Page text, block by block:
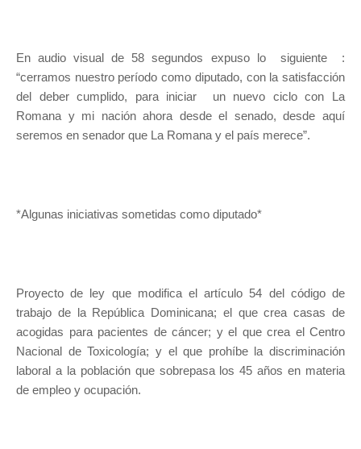
En audio visual de 58 segundos expuso lo siguiente :
“cerramos nuestro período como diputado, con la satisfacción
del deber cumplido, para iniciar un nuevo ciclo con La
Romana y mi nación ahora desde el senado, desde aquí
seremos en senador que La Romana y el país merece”.
*Algunas iniciativas sometidas como diputado*
Proyecto de ley que modifica el artículo 54 del código de
trabajo de la República Dominicana; el que crea casas de
acogidas para pacientes de cáncer; y el que crea el Centro
Nacional de Toxicología; y el que prohíbe la discriminación
laboral a la población que sobrepasa los 45 años en materia
de empleo y ocupación.